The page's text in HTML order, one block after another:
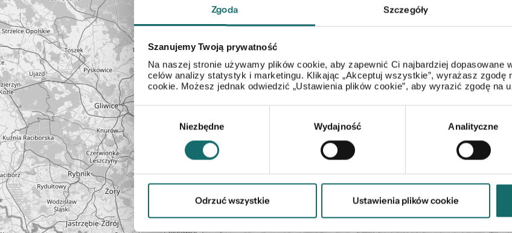
Zgoda Szczegóły
Szanujemy Twoją prywatność
Na naszej stronie używamy plików cookie, aby zapewnić Ci najbardziej dopasowane
celów analizy statystyk i marketingu. Klikając „Akceptuj wszystkie”, wyrażasz zgodę
cookie. Możesz jednak odwiedzić „Ustawienia plików cookie”, aby wyrazić zgodę na
Wybór
zgody
Niezbędne Wydajność Analityczne
Odrzuć wszystkie Ustawienia plików cookie